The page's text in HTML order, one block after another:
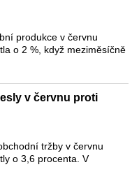
produkce v červnu
o 2 %, když meziměsíčně
v červnu proti
tržby v červnu
o 3,6 procenta. V